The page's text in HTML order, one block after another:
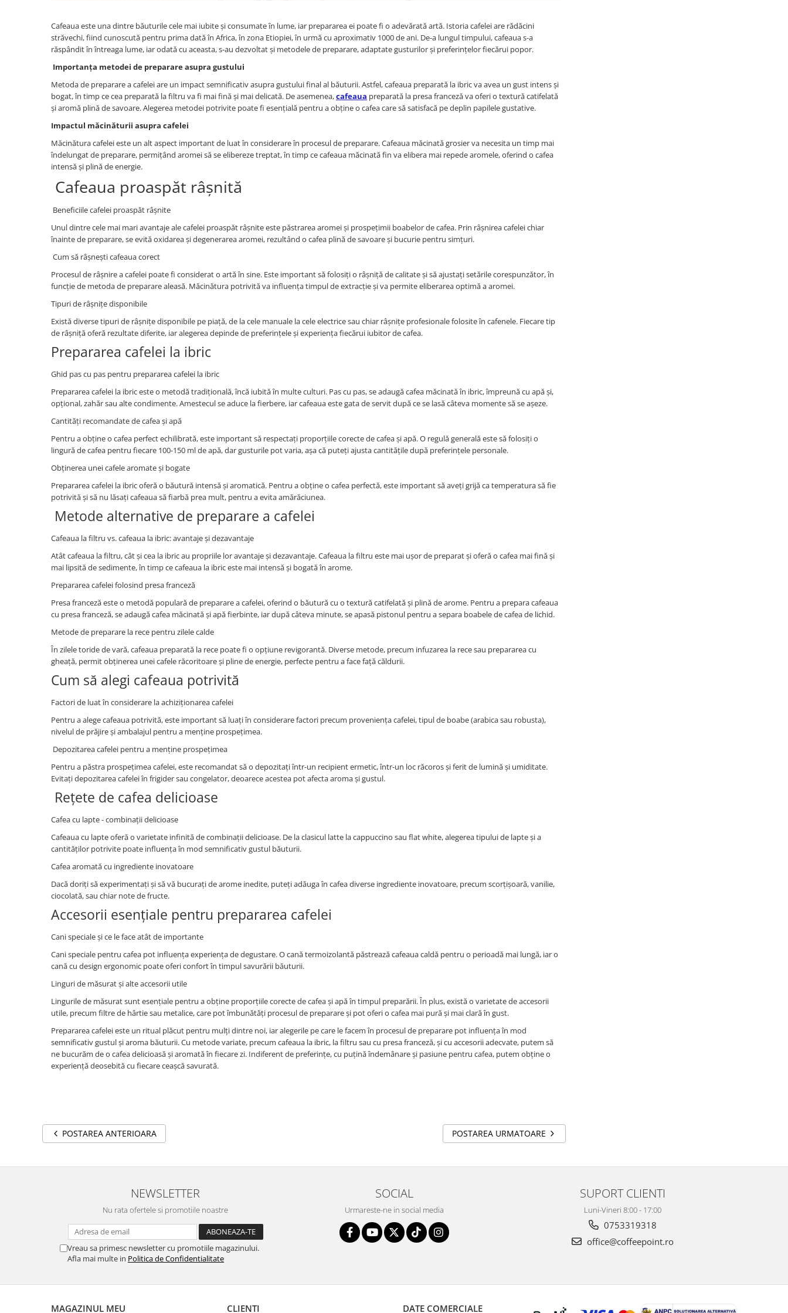
Capsule de Cafea
Cafea macinataCafeaua este una dintre băuturile cele mai iubite și consumate în lume, iar prepararea ei poate fi o adevărată artă. Istoria cafelei are rădăcini
străvechi, fiind cunoscută pentru prima dată în Africa, în zona Etiopiei, în urmă cu aproximativ 1000 de ani. De-a lungul timpului, cafeaua s-a
răspândit în întreaga lume, iar odată cu aceasta, s-au dezvoltat și metodele de preparare, adaptate gusturilor și preferințelor fiecărui popor.
Importanța metodei de preparare asupra gustului
Metoda de preparare a cafelei are un impact semnificativ asupra gustului final al băuturii. Astfel, cafeaua preparată la ibric va avea un gust intens și
bogat, în timp ce cea preparată la filtru va fi mai fină și mai delicată. De asemenea,cafeaua preparată la presa franceză va oferi o textură catifelată
și aromă plină de savoare. Alegerea metodei potrivite poate fi esențială pentru a obține o cafea care să satisfacă pe deplin papilele gustative.
Impactul măcinăturii asupra cafelei
Măcinătura cafelei este un alt aspect important de luat în considerare în procesul de preparare. Cafeaua măcinată grosier va necesita un timp mai
îndelungat de preparare, permițând aromei să se elibereze treptat, în timp ce cafeaua măcinată fin va elibera mai repede aromele, oferind o cafea
intensă și plină de energie.
Cafeaua proaspăt râșnită
Beneficiile cafelei proaspăt râșnite
Unul dintre cele mai mari avantaje ale cafelei proaspăt râșnite este păstrarea aromei și prospețimii boabelor de cafea. Prin râșnirea cafelei chiar
înainte de preparare, se evită oxidarea și degenerarea aromei, rezultând o cafea plină de savoare și bucurie pentru simțuri.
Cum să râșnești cafeaua corect
Procesul de râșnire a cafelei poate fi considerat o artă în sine. Este important să folosiți o râșniță de calitate și să ajustați setările corespunzător, în
funcție de metoda de preparare aleasă. Măcinătura potrivită va influența timpul de extracție și va permite eliberarea optimă a aromei.
Tipuri de râșnițe disponibile
Există diverse tipuri de râșnițe disponibile pe piață, de la cele manuale la cele electrice sau chiar râșnițe profesionale folosite în cafenele. Fiecare tip
de râșniță oferă rezultate diferite, iar alegerea depinde de preferințele și experiența fiecărui iubitor de cafea.
Prepararea cafelei la ibric
Ghid pas cu pas pentru prepararea cafelei la ibric
Prepararea cafelei la ibric este o metodă tradițională, încă iubită în multe culturi. Pas cu pas, se adaugă cafea măcinată în ibric, împreună cu apă și,
opțional, zahăr sau alte condimente. Amestecul se aduce la fierbere, iar cafeaua este gata de servit după ce se lasă câteva momente să se așeze.
Cantități recomandate de cafea și apă
Pentru a obține o cafea perfect echilibrată, este important să respectați proporțiile corecte de cafea și apă. O regulă generală este să folosiți o
lingură de cafea pentru fiecare 100-150 ml de apă, dar gusturile pot varia, așa că puteți ajusta cantitățile după preferințele personale.
Obținerea unei cafele aromate și bogate
Prepararea cafelei la ibric oferă o băutură intensă și aromatică. Pentru a obține o cafea perfectă, este important să aveți grijă ca temperatura să fie
potrivită și să nu lăsați cafeaua să fiarbă prea mult, pentru a evita amărăciunea.
Metode alternative de preparare a cafelei
Cafeaua la filtru vs. cafeaua la ibric: avantaje și dezavantaje
Atât cafeaua la filtru, cât și cea la ibric au propriile lor avantaje și dezavantaje. Cafeaua la filtru este mai ușor de preparat și oferă o cafea mai fină și
mai lipsită de sedimente, în timp ce cafeaua la ibric este mai intensă și bogată în arome.
Prepararea cafelei folosind presa franceză
Presa franceză este o metodă populară de preparare a cafelei, oferind o băutură cu o textură catifelată și plină de arome. Pentru a prepara cafeaua
cu presa franceză, se adaugă cafea măcinată și apă fierbinte, iar după câteva minute, se apasă pistonul pentru a separa boabele de cafea de lichid.
Metode de preparare la rece pentru zilele calde
În zilele toride de vară, cafeaua preparată la rece poate fi o opțiune revigorantă. Diverse metode, precum infuzarea la rece sau prepararea cu
gheață, permit obținerea unei cafele răcoritoare și pline de energie, perfecte pentru a face față căldurii.
Cum să alegi cafeaua potrivită
Factori de luat în considerare la achiziționarea cafelei
Pentru a alege cafeaua potrivită, este important să luați în considerare factori precum proveniența cafelei, tipul de boabe (arabica sau robusta),
nivelul de prăjire și ambalajul pentru a menține prospețimea.
Depozitarea cafelei pentru a menține prospețimea
Pentru a păstra prospețimea cafelei, este recomandat să o depozitați într-un recipient ermetic, într-un loc răcoros și ferit de lumină și umiditate.
Evitați depozitarea cafelei în frigider sau congelator, deoarece acestea pot afecta aroma și gustul.
Rețete de cafea delicioase
Cafea cu lapte - combinații delicioase
Cafeaua cu lapte oferă o varietate infinită de combinații delicioase. De la clasicul latte la cappuccino sau flat white, alegerea tipului de lapte și a
cantităților potrivite poate influența în mod semnificativ gustul băuturii.
Cafea aromată cu ingrediente inovatoare
Dacă doriți să experimentați și să vă bucurați de arome inedite, puteți adăuga în cafea diverse ingrediente inovatoare, precum scorțișoară, vanilie,
ciocolată, sau chiar note de fructe.
Accesorii esențiale pentru prepararea cafelei
Cani speciale și ce le face atât de importante
Cani speciale pentru cafea pot influența experiența de degustare. O cană termoizolantă păstrează cafeaua caldă pentru o perioadă mai lungă, iar o
cană cu design ergonomic poate oferi confort în timpul savurării băuturii.
Linguri de măsurat și alte accesorii utile
Lingurile de măsurat sunt esențiale pentru a obține proporțiile corecte de cafea și apă în timpul preparării. În plus, există o varietate de accesorii
utile, precum filtre de hârtie sau metalice, care pot îmbunătăți procesul de preparare și pot oferi o cafea mai pură și mai clară în gust.
Prepararea cafelei este un ritual plăcut pentru mulți dintre noi, iar alegerile pe care le facem în procesul de preparare pot influența în mod
semnificativ gustul și aroma băuturii. Cu metode variate, precum cafeaua la ibric, la filtru sau cu presa franceză, și cu accesorii adecvate, putem să
ne bucurăm de o cafea delicioasă și aromată în fiecare zi. Indiferent de preferințe, cu puțină îndemânare și pasiune pentru cafea, putem obține o
experiență deosebită cu fiecare ceașcă savurată.
POSTAREA URMATOARE
POSTAREA ANTERIOARA
NEWSLETTER
Nu rata ofertele si promotiile noastre
Vreau sa primesc newsletter cu promotiile magazinului.
Afla mai multe in Politica de Confidentialitate
SOCIAL
Urmareste-ne in social media
SUPORT CLIENTI
Luni-Vineri 8:00 - 17:00
0753319318
office@coffeepoint.ro
MAGAZINUL MEU CLIENTI DATE COMERCIALE